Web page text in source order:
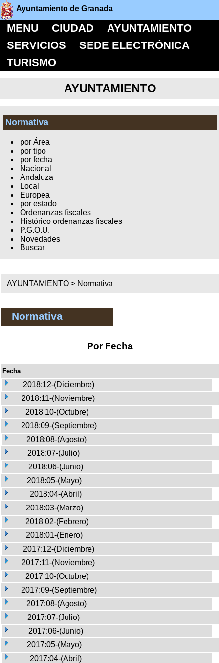
Ayuntamiento de Granada
MENU CIUDAD
AYUNTAMIENTO
SERVICIOS
SEDE ELECTRÓNICA
TURISMO
AYUNTAMIENTO
Normativa
por Área
por tipo
por fecha
Nacional
Andaluza
Local
Europea
por estado
Ordenanzas fiscales
Histórico ordenanzas fiscales
P.G.O.U.
Novedades
Buscar
AYUNTAMIENTO > Normativa
Normativa
Por Fecha
Fecha
2018:12-(Diciembre)
2018:11-(Noviembre)
2018:10-(Octubre)
2018:09-(Septiembre)
2018:08-(Agosto)
2018:07-(Julio)
2018:06-(Junio)
2018:05-(Mayo)
2018:04-(Abril)
2018:03-(Marzo)
2018:02-(Febrero)
2018:01-(Enero)
2017:12-(Diciembre)
2017:11-(Noviembre)
2017:10-(Octubre)
2017:09-(Septiembre)
2017:08-(Agosto)
2017:07-(Julio)
2017:06-(Junio)
2017:05-(Mayo)
2017:04-(Abril)